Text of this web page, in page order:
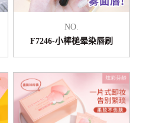
NO.
F7246-小棒槌晕染唇刷